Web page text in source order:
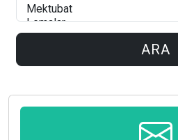
ARA